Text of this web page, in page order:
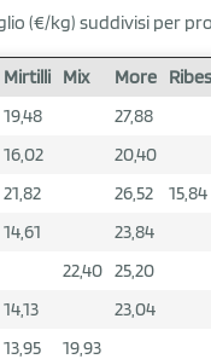
(€/kg) suddivisi per
Mirtilli Mix More
19,48 27,88
16,02 20,40
21,82 26,52
15,84
14,61
23,84
22,40 25,20
14,13 23,04
13,95
19,93